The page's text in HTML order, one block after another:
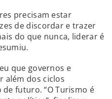
precisam estar
de discordar e trazer
do que nunca, liderar é
que governos e
além dos ciclos
futuro. “O Turismo é